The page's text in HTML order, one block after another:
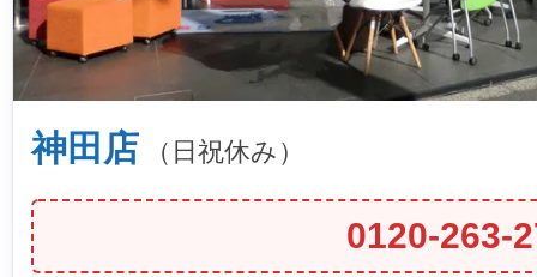
神田店 （日祝休み）
0120-263-